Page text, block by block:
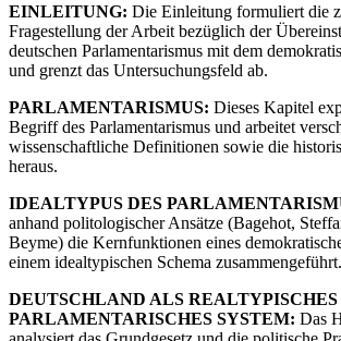
EINLEITUNG: Die Einleitung formuliert die
Fragestellung der Arbeit bezüglich der
deutschen Parlamentarismus mit dem
und grenzt das Untersuchungsfeld ab.
PARLAMENTARISMUS: Dieses Kapitel
Begriff des Parlamentarismus und arbeitet
wissenschaftliche Definitionen sowie die
heraus.
IDEALTYPUS DES
anhand politologischer Ansätze (Bagehot,
Beyme) die Kernfunktionen eines
einem idealtypischen Schema zusammengeführt.
DEUTSCHLAND ALS REALTYPISCHES
PARLAMENTARISCHES SYSTEM: Das